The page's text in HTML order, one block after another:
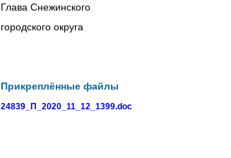
Глава Снежинского
городского округа
Прикреплённые файлы
24839_П_2020_11_12_1399.doc